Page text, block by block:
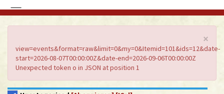
×
view=events&format=raw&limit=0&my=0&Itemid=101&ids=12&date-
start=2026-08-07T00:00:00Z&date-end=2026-09-06T00:00:00Z
Unexpected token o in JSON at position 1